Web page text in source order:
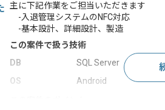
主に下記作業をご担当いただきます
-入退管理システムのNFC対応
-基本設計、詳細設計、製造
この案件で扱う技術
DB
SQL Server
OS
Android